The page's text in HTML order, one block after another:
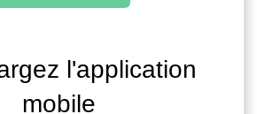
l'application
mobile